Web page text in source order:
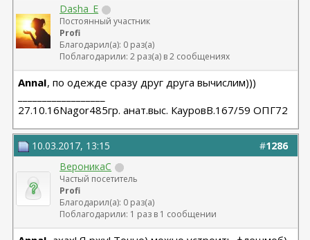
Dasha_E
Постоянный участник
Profi
Благодарил(а): 0 раз(а)
Поблагодарили: 2 раз(а) в 2 сообщениях
AnnaI, по одежде сразу друг друга вычислим)))
27.10.16Nagor485гр. анат.выс. КауровВ.167/59 ОПГ72
#1286
10.03.2017, 13:15
ВероникаС
Частый посетитель
Profi
Благодарил(а): 0 раз(а)
Поблагодарили: 1 раз в 1 сообщении